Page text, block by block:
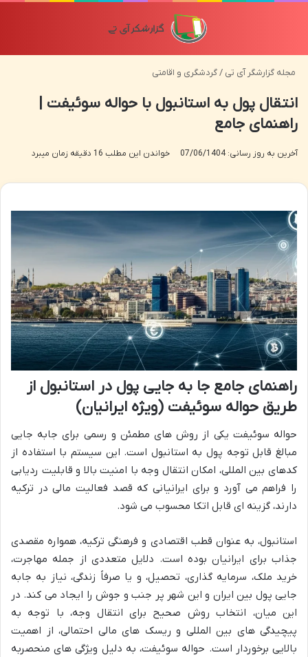
مجله گزارشگر آی تی /گردشگری و اقامتی
انتقال پول به استانبول با حواله سوئیفت |
راهنمای جامع
آخرین به روز رسانی: 07/06/1404 خواندن این مطلب 16 دقیقه زمان میبرد
راهنمای جامع جا به جایی پول در استانبول از
طریق حواله سوئیفت (ویژه ایرانیان)
حواله سوئیفت یکی از روش های مطمئن و رسمی برای جابه جایی
مبالغ قابل توجه پول به استانبول است. این سیستم با استفاده از
کدهای بین المللی، امکان انتقال وجه با امنیت بالا و قابلیت ردیابی
را فراهم می آورد و برای ایرانیانی که قصد فعالیت مالی در ترکیه
دارند، گزینه ای قابل اتکا محسوب می شود.
استانبول، به عنوان قطب اقتصادی و فرهنگی ترکیه، همواره مقصدی
جذاب برای ایرانیان بوده است. دلایل متعددی از جمله مهاجرت،
خرید ملک، سرمایه گذاری، تحصیل، و یا صرفاً زندگی، نیاز به جابه
جایی پول بین ایران و این شهر پر جنب و جوش را ایجاد می کند. در
این میان، انتخاب روش صحیح برای انتقال وجه، با توجه به
پیچیدگی های بین المللی و ریسک های مالی احتمالی، از اهمیت
بالایی برخوردار است. حواله سوئیفت، به دلیل ویژگی های منحصربه